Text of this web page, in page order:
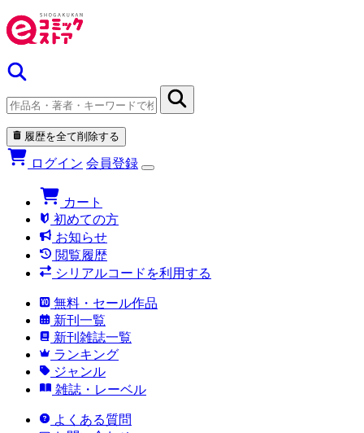
履歴を全て削除する
ログイン 会員登録
カート
初めての方
お知らせ
閲覧履歴
シリアルコードを利用する
無料・セール作品
新刊一覧
新刊雑誌一覧
ランキング
ジャンル
雑誌・レーベル
よくある質問